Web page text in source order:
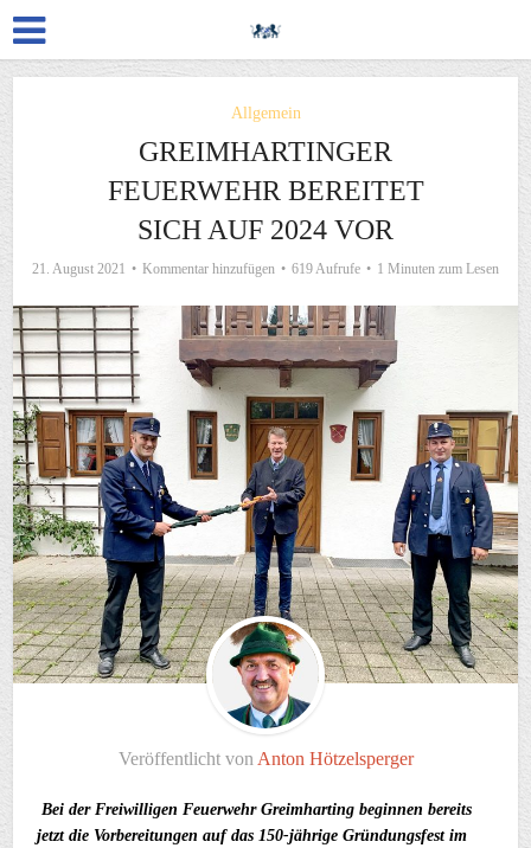
Allgemein
GREIMHARTINGER
FEUERWEHR BEREITET
SICH AUF 2024 VOR
21. August 2021 Kommentar hinzufügen 619 Aufrufe 1 Minuten zum Lesen
Veröffentlicht von Anton Hötzelsperger
Bei der Freiwilligen Feuerwehr Greimharting beginnen bereits
jetzt die Vorbereitungen auf das 150-jährige Gründungsfest im